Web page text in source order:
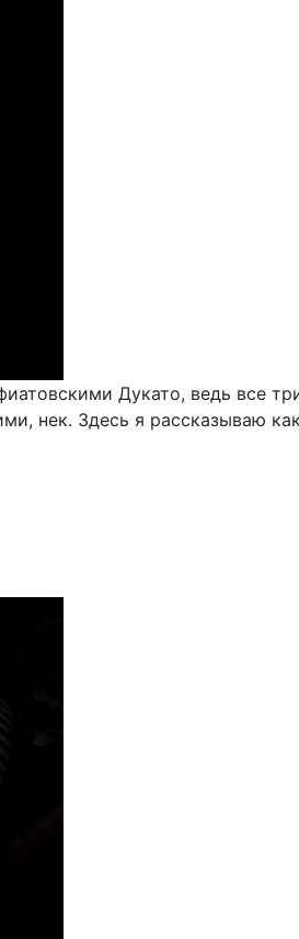
Дукато, ведь все
нек. Здесь я рассказываю